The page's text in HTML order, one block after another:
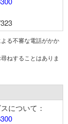
る不審な電話がかか
ねすることはありま
について：